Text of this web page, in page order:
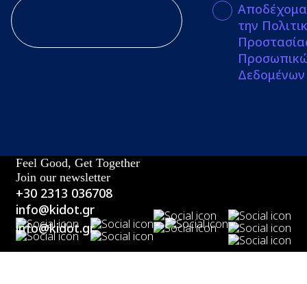
την
Δεδομένων
Feel Good, Get Together
Join our newsletter
+30 2313 036708
info@kidot.gr
info@kidot.gr